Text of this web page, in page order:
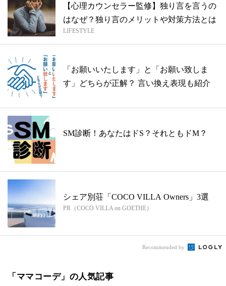
【心理カウンセラー監修】独り言を言うの
はなぜ？独り言のメリットや対策方法とは
LIFESTYLE
「お願いいたします」と「お願い致しま
す」どちらが正解？ 言い換え表現も紹介
SM診断！あなたはドS？それともドM？
シェア別荘「COCO VILLA Owners」3選
PR（COCO VILLA on GOETHE）
Recommended by
「ママコーデ」の人気記事